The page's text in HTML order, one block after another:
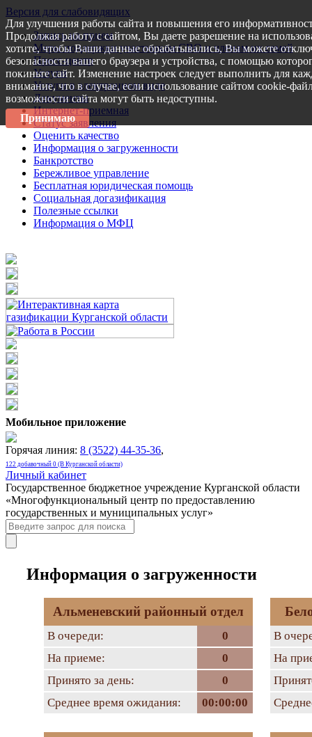
Версия для слабовидящих
Запись на прием
Меры поддержки участникам СВО и членам их семей
Пресс-центр
Услуги
Услуги в электронном виде
Документы
Интернет-приемная
Статус заявления
Оценить качество
Информация о загруженности
Банкротство
Бережливое управление
Бесплатная юридическая помощь
Социальная догазификация
Полезные ссылки
Информация о МФЦ
Мобильное приложение
Горячая линия: 8 (3522) 44-35-36,
122 добавочный 0 (В Курганской области)
Личный кабинет
Государственное бюджетное учреждение Курганской области
«Многофункциональный центр по предоставлению
государственных и муниципальных услуг»
Информация о загруженности
Альменевский районный отдел
В очереди:
0
На приеме:
0
Принято за день:
0
Среднее время ожидания:
00:00:00
В
На
Для улучшения работы сайта и повышения его
Продолжая работу с сайтом, Вы даете разрешение на
хотите, чтобы Ваши данные обрабатывались, Вы можете
безопасности вашего браузера и устройства, с помощью
покиньте сайт. Изменение настроек следует выполнить для
внимание, что в случае, если использование сайтом cookie-
возможности сайта могут быть недоступны.
Принимаю